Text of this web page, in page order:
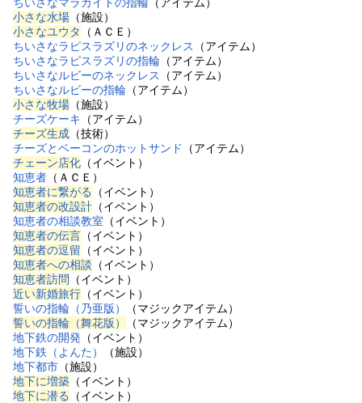
ちいさなマラカイトの指輪 （アイテム）
小さな水場 （施設）
小さなユウタ
（ＡＣＥ）
ちいさなラピスラズリのネックレス
（アイテム）
ちいさなラピスラズリの指輪 （アイテム）
ちいさなルビーのネックレス
（アイテム）
ちいさなルビーの指輪 （アイテム）
小さな牧場 （施設）
チーズケーキ （アイテム）
チーズ生成 （技術）
チーズとベーコンのホットサンド
（アイテム）
チェーン店化 （イベント）
知恵者 （ＡＣＥ）
知恵者に繋がる
（イベント）
知恵者の改設計 （イベント）
知恵者の相談教室 （イベント）
知恵者の伝言 （イベント）
知恵者の逗留 （イベント）
知恵者への相談 （イベント）
知恵者訪問
（イベント）
近い新婚旅行 （イベント）
誓いの指輪（乃亜版）
（マジックアイテム）
誓いの指輪（舞花版）
（マジックアイテム）
地下鉄の開発 （イベント）
地下鉄（よんた）
（施設）
地下都市 （施設）
地下に増築 （イベント）
地下に潜る
（イベント）